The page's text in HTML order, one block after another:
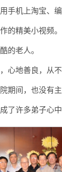
手机上淘宝、
的精美小视频
的老人。
心地善良，从
期间，也没有主
了许多弟子心中